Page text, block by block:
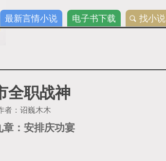
最新言情小说 电子书下载 找小说
全职战神
者：诏巍木木
章：安排庆功宴